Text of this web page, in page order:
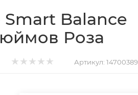
Smart Balance
Роза
Артикул: 14700389